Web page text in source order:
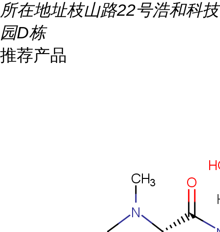
所在地址枝山路22号浩和科技
园D栋
推荐产品